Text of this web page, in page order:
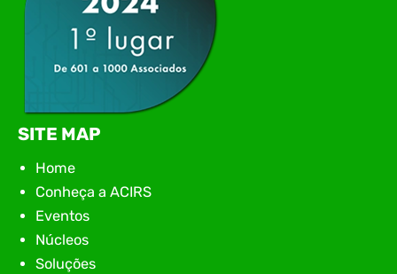
SITE MAP
Home
Conheça a ACIRS
Eventos
Núcleos
Soluções